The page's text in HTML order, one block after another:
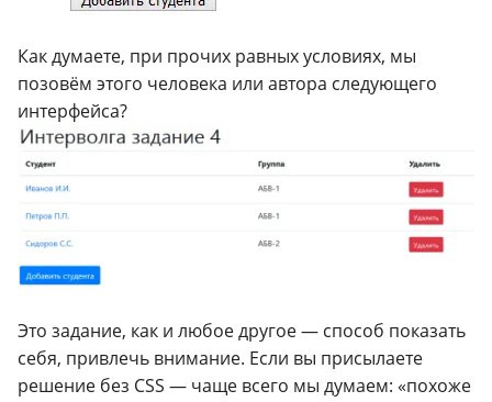
Как думаете, при прочих равных условиях, мы
позовём этого человека или автора следующего
интерфейса?
Это задание, как и любое другое — способ показать
себя, привлечь внимание. Если вы присылаете
решение без CSS — чаще всего мы думаем: «похоже